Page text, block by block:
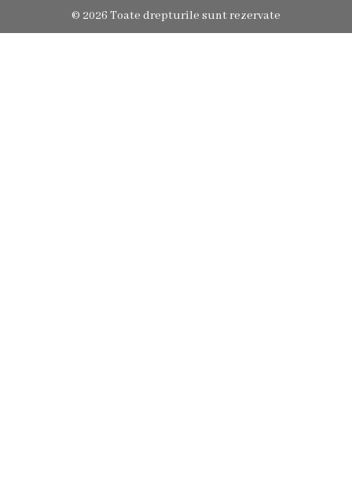
© 2026 Toate drepturile sunt rezervate